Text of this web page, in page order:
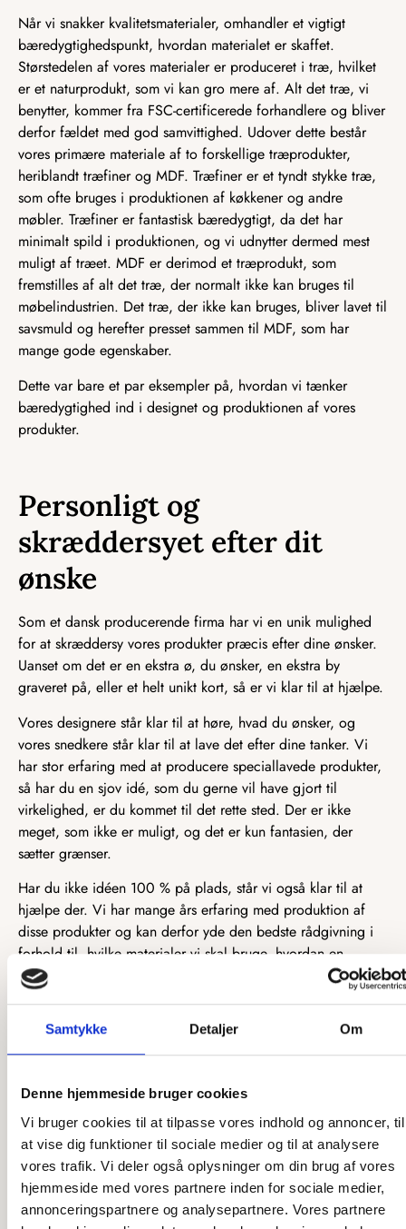
Samtykke Detaljer Om
Denne hjemmeside bruger cookies
Vi bruger cookies til at tilpasse vores indhold og annoncer, til
at vise dig funktioner til sociale medier og til at analysere
vores trafik. Vi deler også oplysninger om din brug af vores
hjemmeside med vores partnere inden for sociale medier,
annonceringspartnere og analysepartnere. Vores partnere
Når vi snakker kvalitetsmaterialer, omhandler et vigtigt
bæredygtighedspunkt, hvordan materialet er skaffet.
Størstedelen af vores materialer er produceret i træ, hvilket
er et naturprodukt, som vi kan gro mere af. Alt det træ, vi
benytter, kommer fra FSC-certificerede forhandlere og bliver
derfor fældet med god samvittighed. Udover dette består
vores primære materiale af to forskellige træprodukter,
heriblandt træfiner og MDF. Træfiner er et tyndt stykke træ,
som ofte bruges i produktionen af køkkener og andre
møbler. Træfiner er fantastisk bæredygtigt, da det har
minimalt spild i produktionen, og vi udnytter dermed mest
muligt af træet. MDF er derimod et træprodukt, som
fremstilles af alt det træ, der normalt ikke kan bruges til
møbelindustrien. Det træ, der ikke kan bruges, bliver lavet til
savsmuld og herefter presset sammen til MDF, som har
mange gode egenskaber.
Dette var bare et par eksempler på, hvordan vi tænker
bæredygtighed ind i designet og produktionen af vores
produkter.
Personligt og
skræddersyet efter dit
ønske
Som et dansk producerende firma har vi en unik mulighed
for at skræddersy vores produkter præcis efter dine ønsker.
Uanset om det er en ekstra ø, du ønsker, en ekstra by
graveret på, eller et helt unikt kort, så er vi klar til at hjælpe.
Vores designere står klar til at høre, hvad du ønsker, og
vores snedkere står klar til at lave det efter dine tanker. Vi
har stor erfaring med at producere speciallavede produkter,
så har du en sjov idé, som du gerne vil have gjort til
virkelighed, er du kommet til det rette sted. Der er ikke
meget, som ikke er muligt, og det er kun fantasien, der
sætter grænser.
Har du ikke idéen 100 % på plads, står vi også klar til at
hjælpe der. Vi har mange års erfaring med produktion af
disse produkter og kan derfor yde den bedste rådgivning i
forhold til, hvilke materialer vi skal bruge, hvordan en
løsning kan skrues sammen, og hvad der i det hele taget er
muligt. Vi elsker at tænke nyt, og vi elsker endnu mere at
forvandle nye idéer til unikke produkter. Læs evt. mere
omkring vores
unikke løsningerog se alle vores tidligere
Har du idéen klar eller brug for hjælp til dit næste projekt,
så kontakt os, så vi kan få startet en dialog!
Hurtig levering